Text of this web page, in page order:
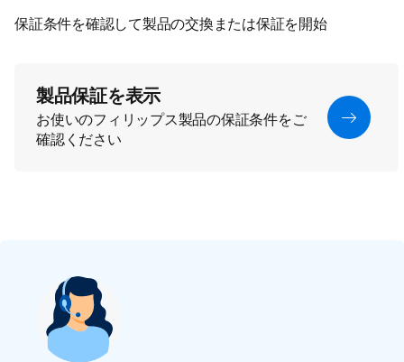
保証条件を確認して製品の交換または保証を開始
製品保証を表示
お使いのフィリップス製品の保証条件をご
確認ください